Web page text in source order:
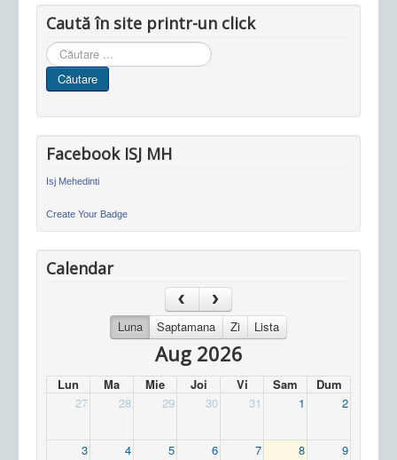
Caută în site printr-un click
Cauta
in
site
Căutare
Facebook ISJ MH
Isj Mehedinti
Create Your Badge
Calendar
Luna Saptamana Zi Lista
Aug 2026
Lun Ma Mie Joi Vi Sam
Dum
27
28 29 30 31 1 2
3 4 5 6 7 8 9